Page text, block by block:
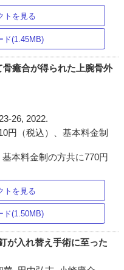
トを見る
ド(1.45MB)
癒合が得られた上腕骨外
23-26, 2022.
円（税込）、基本料金制
本料金制の方共に770円
トを見る
ド(1.50MB)
が入れ替え手術に至った